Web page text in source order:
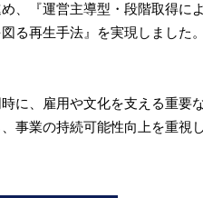
、『運営主導型・段階取得に
る再生手法』を実現しました
に、雇用や文化を支える重要
事業の持続可能性向上を重視